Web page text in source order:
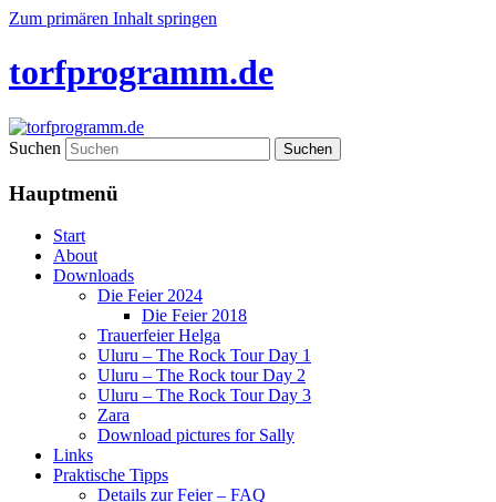
Zum primären Inhalt springen
torfprogramm.de
Suchen
Hauptmenü
Start
About
Downloads
Die Feier 2024
Die Feier 2018
Trauerfeier Helga
Uluru – The Rock Tour Day 1
Uluru – The Rock tour Day 2
Uluru – The Rock Tour Day 3
Zara
Download pictures for Sally
Links
Praktische Tipps
Details zur Feier – FAQ